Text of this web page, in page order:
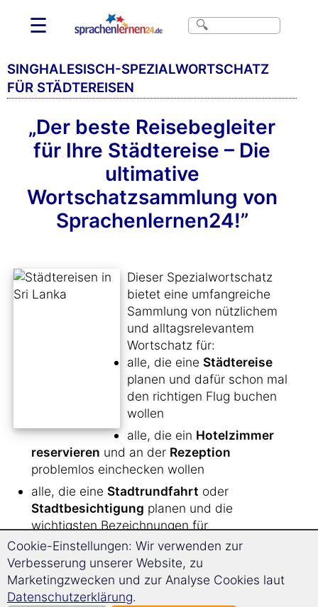
☰
SINGHALESISCH-SPEZIALWORTSCHATZ
FÜR STÄDTEREISEN
„Der beste Reisebegleiter
für Ihre Städtereise – Die
ultimative
Wortschatzsammlung von
Sprachenlernen24!”
Dieser Spezialwortschatz
bietet eine umfangreiche
Sammlung von nützlichem
und alltagsrelevantem
Wortschatz für:
alle, die eine Städtereise
planen und dafür schon mal
den richtigen Flug buchen
wollen
alle, die ein Hotelzimmer
reservieren und an der Rezeption
problemlos einchecken wollen
alle, die eine Stadtrundfahrt oder
Stadtbesichtigung planen und die
wichtigsten Bezeichnungen für
Sehenswürdigkeiten und wichtige Orte parat
haben wollen
alle Unternehmungslustigen, die in ihrer
Freizeit nicht nur die
Cookie-Einstellungen: Wir verwenden zur
Verbesserung unserer Website, zu
Marketingzwecken und zur Analyse Cookies laut
Datenschutzerklärung.